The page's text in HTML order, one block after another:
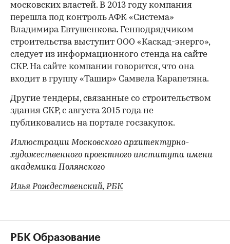
московских властей. В 2013 году компания
перешла под контроль АФК «Система»
Владимира Евтушенкова. Генподрядчиком
строительства выступит ООО «Каскад-энерго»,
следует из информационного стенда на сайте
СКР. На сайте компании говорится, что она
входит в группу «Ташир» Самвела Карапетяна.
Другие тендеры, связанные со строительством
здания СКР, с августа 2015 года не
публиковались на портале госзакупок.
Иллюстрации Московского архитектурно-
художественного проектного института имени
академика Полянского
Илья Рождественский, РБК
РБК Образование